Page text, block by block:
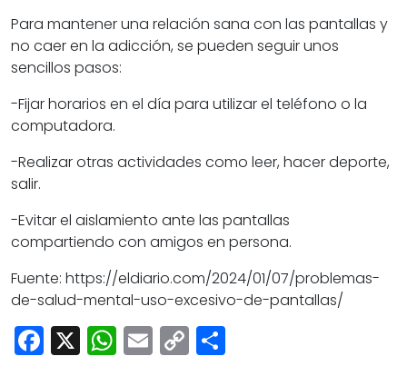
Para mantener una relación sana con las pantallas y
no caer en la adicción, se pueden seguir unos
sencillos pasos:
-Fijar horarios en el día para utilizar el teléfono o la
computadora.
-Realizar otras actividades como leer, hacer deporte,
salir.
-Evitar el aislamiento ante las pantallas
compartiendo con amigos en persona.
Fuente: https://eldiario.com/2024/01/07/problemas-
de-salud-mental-uso-excesivo-de-pantallas/
Facebook
X WhatsApp
Email
Copy